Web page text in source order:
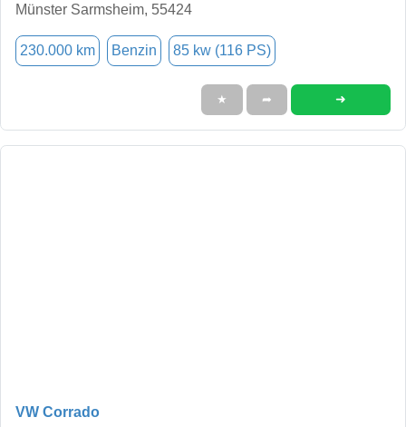
Münster Sarmsheim, 55424
230.000 km Benzin 85 kw (116 PS)
★ ➦ ➜
VW Corrado